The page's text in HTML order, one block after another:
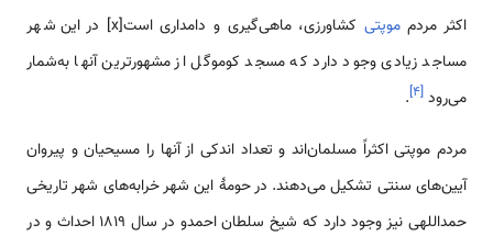
اکثر مردمموپتی
کشاورزی، ماهی‌گیری و دامداری است[x] در این شهر
مساجد زیادی وجود دارد که مسجد کوموگل از مشهور‌‌‌‌ترین آنها به‌شمار
می‌رود [۴]
.
مردم موپتی اکثراً مسلمان‌اند و تعداد اندکی از آنها را مسیحیان و پیروان
آیین‌های سنتی تشکیل می‌دهند. در حومۀ این شهر خرابه‌های شهر تاریخی
حمداللهی نیز وجود دارد که شیخ سلطان احمدو در سال 1819 احداث و در